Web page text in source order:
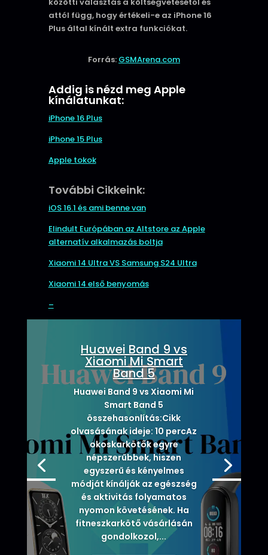
attól függ, hogy értékeli-e az iPhone 16
Plus által kínált extra funkciókat.
Forrás: GSMArena.com
Addig is nézd meg Apple
kínálatunkat:
iPhone 16 Plus
iPhone 15 Plus
Apple tokok
További Cikkeink:
iOS 16.1 és ami benne van
Elindult Európában az Altstore az Apple
alternatív alkalmazás boltja
Xiaomi 14 Ultra VS Samsung S24 Ultra
Xiaomi 14 első benyomás
–
Huawei Band 9 vs
Xiaomi Mi Smart
Band 5
Huawei Band 9 vs Xiaomi Mi
Smart Band 5
összehasonlítás:Cikk
olvasásának ideje: 10 percAz
okoskarkötők egyre
népszerűbbek, hiszen
egyszerű és kényelmes
módját kínálják az egészség
és aktivitás folyamatos
nyomon követésének. Ha
fitneszkarkötő vásárlásán
gondolkozol,...